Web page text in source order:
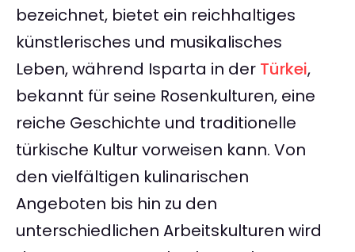
bezeichnet, bietet ein reichhaltiges
künstlerisches und musikalisches
Leben, während Isparta in der Türkei,
bekannt für seine Rosenkulturen, eine
reiche Geschichte und traditionelle
türkische Kultur vorweisen kann. Von
den vielfältigen kulinarischen
Angeboten bis hin zu den
unterschiedlichen Arbeitskulturen wird